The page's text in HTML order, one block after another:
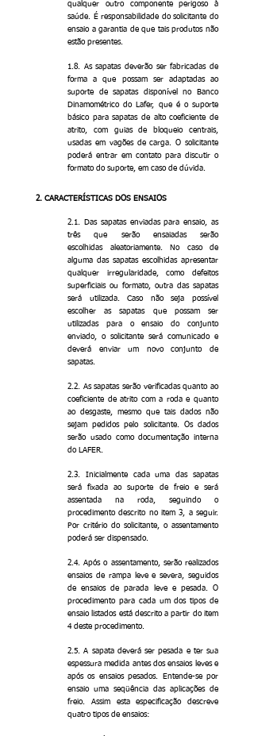
qualquer outro componente perigoso à
saúde. É responsabilidade do solicitante do
ensaio a garantia de que tais produtos não
estão presentes.
1.8. As sapatas deverão ser fabricadas de
forma a que possam ser adaptadas ao
suporte de sapatas disponível no Banco
Dinamométrico do Lafer, que é o suporte
básico para sapatas de alto coeficiente de
atrito, com guias de bloqueio centrais,
usadas em vagões de carga. O solicitante
poderá entrar em contato para discutir o
formato do suporte, em caso de dúvida.
2. CARACTERÍSTICAS DOS ENSAIOS
2.1. Das sapatas enviadas para ensaio, as
três que serão ensaiadas serão
escolhidas aleatoriamente. No caso de
alguma das sapatas escolhidas apresentar
qualquer irregularidade, como defeitos
superficiais ou formato, outra das sapatas
será utilizada. Caso não seja possível
escolher as sapatas que possam ser
utilizadas para o ensaio do conjunto
enviado, o solicitante será comunicado e
deverá enviar um novo conjunto de
sapatas.
2.2. As sapatas serão verificadas quanto ao
coeficiente de atrito com a roda e quanto
ao desgaste, mesmo que tais dados não
sejam pedidos pelo solicitante. Os dados
serão usado como documentação interna
do LAFER.
2.3. Inicialmente cada uma das sapatas
será fixada ao suporte de freio e será
assentada na roda, seguindo o
procedimento descrito no item 3, a seguir.
Por critério do solicitante, o assentamento
poderá ser dispensado.
2.4. Após o assentamento, serão realizados
ensaios de rampa leve e severa, seguidos
de ensaios de parada leve e pesada. O
procedimento para cada um dos tipos de
ensaio listados está descrito a partir do item
4 deste procedimento.
2.5. A sapata deverá ser pesada e ter sua
espessura medida antes dos ensaios leves e
após os ensaios pesados. Entende-se por
ensaio uma seqüência das aplicações de
freio. Assim esta especificação descreve
quatro tipos de ensaios: